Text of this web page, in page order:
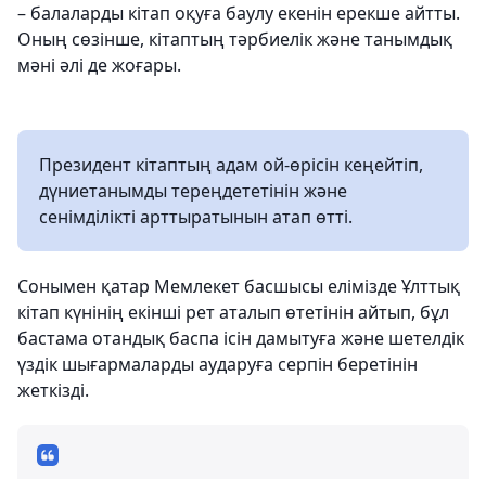
– балаларды кітап оқуға баулу екенін ерекше айтты.
Оның сөзінше, кітаптың тәрбиелік және танымдық
мәні әлі де жоғары.
Президент кітаптың адам ой-өрісін кеңейтіп,
дүниетанымды тереңдететінін және
сенімділікті арттыратынын атап өтті.
Сонымен қатар Мемлекет басшысы елімізде Ұлттық
кітап күнінің екінші рет аталып өтетінін айтып, бұл
бастама отандық баспа ісін дамытуға және шетелдік
үздік шығармаларды аударуға серпін беретінін
жеткізді.